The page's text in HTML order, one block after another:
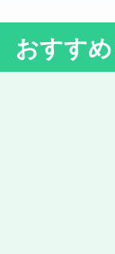
おすす